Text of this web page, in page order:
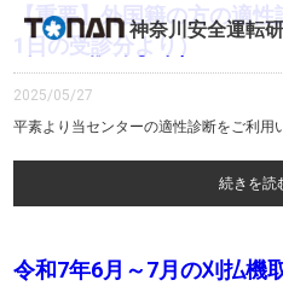
神奈川安全運転
【重要】外国籍の方の適
1日の受診分より）
2025/05/27
平素より当センターの適性診断をご利用
続きを読
令和7年6月～7月の刈払機